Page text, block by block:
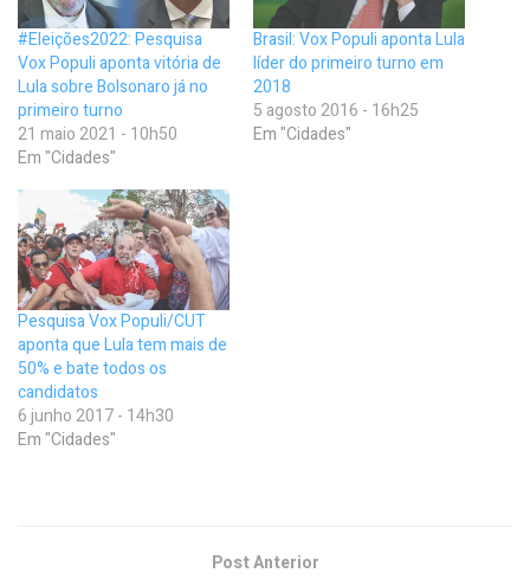
#Eleições2022: Pesquisa
Vox Populi aponta vitória de
Lula sobre Bolsonaro já no
primeiro turno
21 maio 2021 - 10h50
Em "Cidades"
Brasil: Vox Populi aponta Lula
líder do primeiro turno em
2018
5 agosto 2016 - 16h25
Em "Cidades"
Pesquisa Vox Populi/CUT
aponta que Lula tem mais de
50% e bate todos os
candidatos
6 junho 2017 - 14h30
Em "Cidades"
Post Anterior